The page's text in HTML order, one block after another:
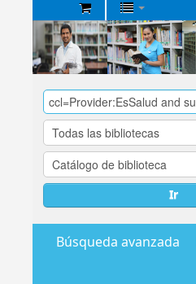
Biblioteca
Central
EsSalud
Ir
Búsqueda avanzada